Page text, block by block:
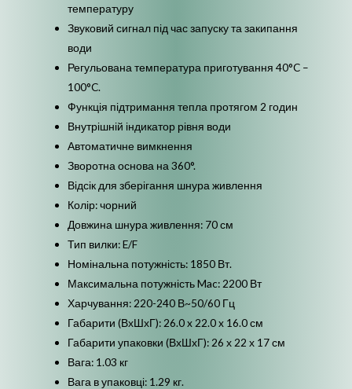
температуру
Звуковий сигнал під час запуску та закипання
води
Регульована температура приготування 40°C –
100°C.
Функція підтримання тепла протягом 2 годин
Внутрішній індикатор рівня води
Автоматичне вимкнення
Зворотна основа на 360°.
Відсік для зберігання шнура живлення
Колір: чорний
Довжина шнура живлення: 70 см
Тип вилки: E/F
Номінальна потужність: 1850 Вт.
Максимальна потужність Mac: 2200 Вт
Харчування: 220-240 В~50/60 Гц
Габарити (ВхШхГ): 26.0 x 22.0 x 16.0 см
Габарити упаковки (ВхШхГ): 26 х 22 х 17 см
Вага: 1.03 кг
Вага в упаковці: 1.29 кг.